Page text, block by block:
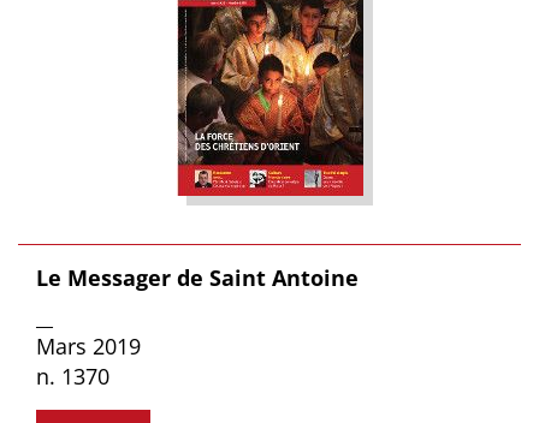
Le Messager de Saint Antoine
Mars 2019
n. 1370